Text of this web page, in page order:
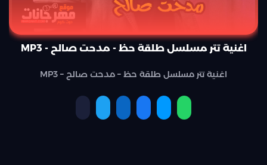
اغنية تتر مسلسل طلقة حظ - مدحت صالح - MP3
اغنية تتر مسلسل طلقة حظ – مدحت صالح – MP3